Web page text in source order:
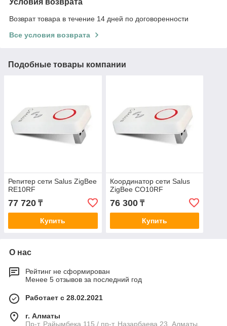
Возврат товара в течение 14 дней по договоренности
Все условия возврата
Подобные товары компании
Репитер сети Salus ZigBee
RE10RF
77 720 ₸
Купить
Координатор сети Salus
ZigBee CO10RF
76 300₸
Купить
О нас
Рейтинг не сформирован
Менее 5 отзывов за последний год
Работает с 28.02.2021
г. Алматы
Пр-т. Райымбека 115 / пр-т. Назарбаева 23, Алматы,